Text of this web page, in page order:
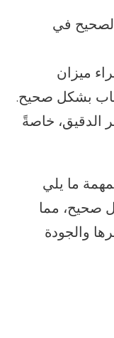
في
ميزان
بشكل صحيح.
الدقيق، خاصةً
ما يلي
صحيح، مما
والجودة